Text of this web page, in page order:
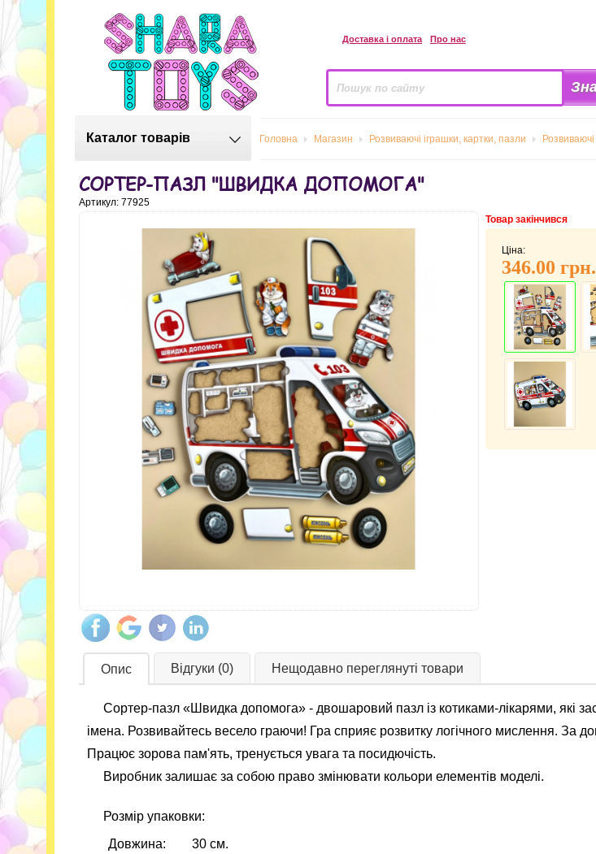
Доставка і оплата Про нас
Каталог товарів Головна Магазин Розвиваючі іграшки, картки, пазли
СОРТЕР-ПАЗЛ "ШВИДКА ДОПОМОГА"
Артикул: 77925
Товар закінчився
Ціна:
346.00 грн.
Опис Відгуки (0) Нещодавно переглянуті товари
Сортер-пазл «Швидка допомога» - двошаровий пазл із котиками-лікарями, які
імена. Розвивайтесь весело граючи! Гра сприяє розвитку логічного мислення. За
Працює зорова пам'ять, тренується увага та посидючість.
Виробник залишає за собою право змінювати кольори елементів моделі.
Розмір упаковки:
Довжина:
30 см.